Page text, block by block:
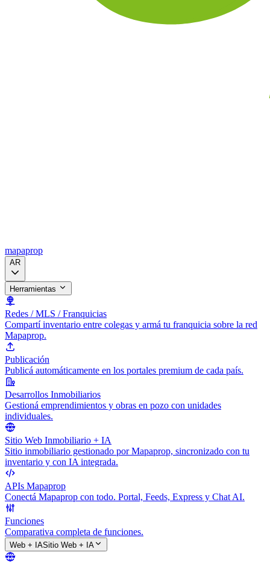
mapaprop
AR
Herramientas
Redes / MLS / Franquicias
Compartí inventario entre colegas y armá tu franquicia sobre la red
Mapaprop.
Publicación
Publicá automáticamente en los portales premium de cada país.
Desarrollos Inmobiliarios
Gestioná emprendimientos y obras en pozo con unidades
individuales.
Sitio Web Inmobiliario + IA
Sitio inmobiliario gestionado por Mapaprop, sincronizado con tu
inventario y con IA integrada.
APIs Mapaprop
Conectá Mapaprop con todo. Portal, Feeds, Express y Chat AI.
Funciones
Comparativa completa de funciones.
Web + IASitio Web + IA